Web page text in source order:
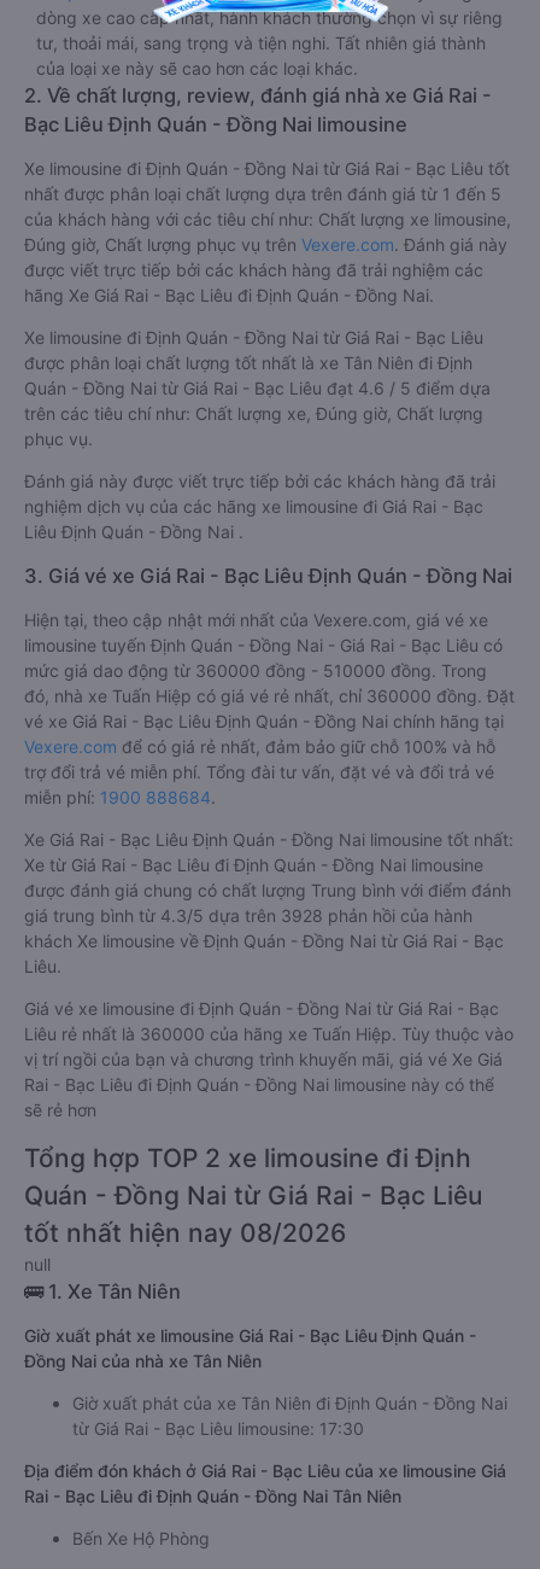
dòng xe cao cấp nhất, hành khách thường chọn vì sự riêng
tư, thoải mái, sang trọng và tiện nghi. Tất nhiên giá thành
của loại xe này sẽ cao hơn các loại khác.
2. Về chất lượng, review, đánh giá nhà xe Giá Rai -
Bạc Liêu Định Quán - Đồng Nai limousine
Xe limousine đi Định Quán - Đồng Nai từ Giá Rai - Bạc Liêu tốt
nhất được phân loại chất lượng dựa trên đánh giá từ 1 đến 5
của khách hàng với các tiêu chí như: Chất lượng xe limousine,
Đúng giờ, Chất lượng phục vụ trên Vexere.com. Đánh giá này
được viết trực tiếp bởi các khách hàng đã trải nghiệm các
hãng Xe Giá Rai - Bạc Liêu đi Định Quán - Đồng Nai.
Xe limousine đi Định Quán - Đồng Nai từ Giá Rai - Bạc Liêu
được phân loại chất lượng tốt nhất là xe Tân Niên đi Định
Quán - Đồng Nai từ Giá Rai - Bạc Liêu đạt 4.6 / 5 điểm dựa
trên các tiêu chí như: Chất lượng xe, Đúng giờ, Chất lượng
phục vụ.
Đánh giá này được viết trực tiếp bởi các khách hàng đã trải
nghiệm dịch vụ của các hãng xe limousine đi Giá Rai - Bạc
Liêu Định Quán - Đồng Nai .
3. Giá vé xe Giá Rai - Bạc Liêu Định Quán - Đồng Nai
Hiện tại, theo cập nhật mới nhất của Vexere.com, giá vé xe
limousine tuyến Định Quán - Đồng Nai - Giá Rai - Bạc Liêu có
mức giá dao động từ 360000 đồng - 510000 đồng. Trong
đó, nhà xe Tuấn Hiệp có giá vé rẻ nhất, chỉ 360000 đồng. Đặt
vé xe Giá Rai - Bạc Liêu Định Quán - Đồng Nai chính hãng tại
Vexere.com để có giá rẻ nhất, đảm bảo giữ chỗ 100% và hỗ
trợ đổi trả vé miễn phí. Tổng đài tư vấn, đặt vé và đổi trả vé
miễn phí: 1900 888684.
Xe Giá Rai - Bạc Liêu Định Quán - Đồng Nai limousine tốt nhất:
Xe từ Giá Rai - Bạc Liêu đi Định Quán - Đồng Nai limousine
được đánh giá chung có chất lượng Trung bình với điểm đánh
giá trung bình từ 4.3/5 dựa trên 3928 phản hồi của hành
khách Xe limousine về Định Quán - Đồng Nai từ Giá Rai - Bạc
Liêu.
Giá vé xe limousine đi Định Quán - Đồng Nai từ Giá Rai - Bạc
Liêu rẻ nhất là 360000 của hãng xe Tuấn Hiệp. Tùy thuộc vào
vị trí ngồi của bạn và chương trình khuyến mãi, giá vé Xe Giá
Rai - Bạc Liêu đi Định Quán - Đồng Nai limousine này có thể
sẽ rẻ hơn
Tổng hợp TOP 2 xe limousine đi Định
Quán - Đồng Nai từ Giá Rai - Bạc Liêu
tốt nhất hiện nay 08/2026
null
🚌 1. Xe Tân Niên
Giờ xuất phát xe limousine Giá Rai - Bạc Liêu Định Quán -
Đồng Nai của nhà xe Tân Niên
Giờ xuất phát của xe Tân Niên đi Định Quán - Đồng Nai
từ Giá Rai - Bạc Liêu limousine: 17:30
Địa điểm đón khách ở Giá Rai - Bạc Liêu của xe limousine Giá
Rai - Bạc Liêu đi Định Quán - Đồng Nai Tân Niên
Bến Xe Hộ Phòng